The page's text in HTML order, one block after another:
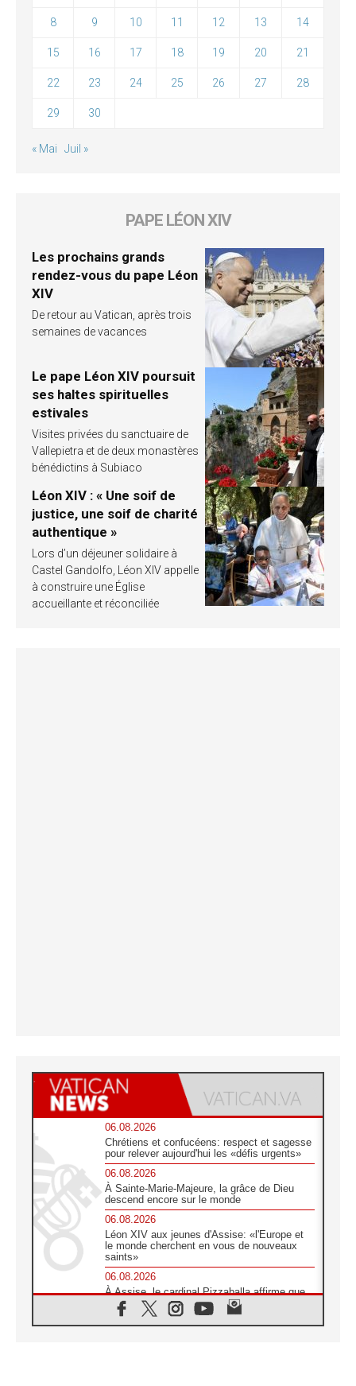
8 9 10 11 12 13 14
15 16 17 18 19 20 21
22 23 24 25 26 27 28
29 30
« Mai Juil »
PAPE LÉON XIV
Les prochains grands
rendez-vous du pape Léon
XIV
De retour au Vatican, après trois
semaines de vacances
Le pape Léon XIV poursuit
ses haltes spirituelles
estivales
Visites privées du sanctuaire de
Vallepietra et de deux monastères
bénédictins à Subiaco
Léon XIV : « Une soif de
justice, une soif de charité
authentique »
Lors d’un déjeuner solidaire à
Castel Gandolfo, Léon XIV appelle
à construire une Église
accueillante et réconciliée
06.08.2026
Chrétiens et confucéens: respect et sagesse
pour relever aujourd'hui les «défis urgents»
06.08.2026
À Sainte-Marie-Majeure, la grâce de Dieu
descend encore sur le monde
06.08.2026
Léon XIV aux jeunes d'Assise: «l'Europe et
le monde cherchent en vous de nouveaux
saints»
06.08.2026
À Assise, le cardinal Pizzaballa affirme que
«les chrétiens veulent la paix»
06.08.2026